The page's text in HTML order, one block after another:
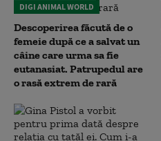
DIGI ANIMAL WORLD
Descoperirea făcută de o
femeie după ce a salvat un
câine care urma sa fie
eutanasiat. Patrupedul are
o rasă extrem de rară